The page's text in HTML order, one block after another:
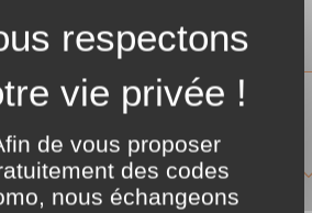
6 mois supplémentaires lors de votre première souscription à Roboform Everywhere
de vous proposer
des codes
nous échangeons